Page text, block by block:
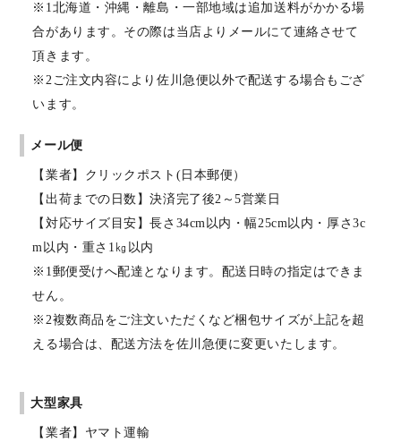
※1北海道・沖縄・離島・一部地域は追加送料がかかる場
合があります。その際は当店よりメールにて連絡させて
頂きます。
※2ご注文内容により佐川急便以外で配送する場合もござ
います。
メール便
【業者】クリックポスト(日本郵便）
【出荷までの日数】決済完了後2～5営業日
【対応サイズ目安】長さ34cm以内・幅25cm以内・厚さ3c
m以内・重さ1㎏以内
※1郵便受けへ配達となります。配送日時の指定はできま
せん。
※2複数商品をご注文いただくなど梱包サイズが上記を超
える場合は、配送方法を佐川急便に変更いたします。
大型家具
【業者】ヤマト運輸